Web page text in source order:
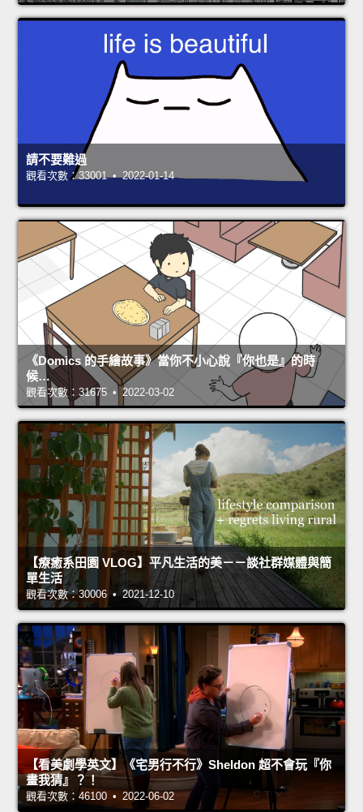
請不要難過
觀看次數：33001 • 2022-01-14
《Domics 的手繪故事》當你不小心說『你也是』的時
候…
觀看次數：31675 • 2022-03-02
【療癒系田園 VLOG】平凡生活的美－－談社群媒體與簡
單生活
觀看次數：30006 • 2021-12-10
【看美劇學英文】《宅男行不行》Sheldon 超不會玩『你
畫我猜』？！
觀看次數：46100 • 2022-06-02